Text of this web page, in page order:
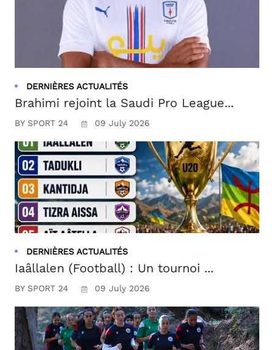
DERNIÈRES ACTUALITÉS
Brahimi rejoint la Saudi Pro League...
BY SPORT 24 09 July 2026
DERNIÈRES ACTUALITÉS
Iaâllalen (Football) : Un tournoi ...
BY SPORT 24 09 July 2026